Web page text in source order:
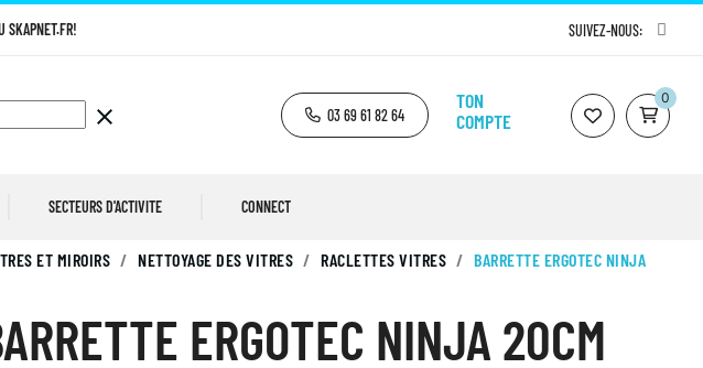
SKAPNET.FR! SUIVEZ-NOUS:
clear 03 69 61 82 64
TON
COMPTE
0
SECTEURS D'ACTIVITE CONNECT
ET MIROIRS NETTOYAGE DES VITRES RACLETTES VITRES
BARRETTE ERGOTEC NINJA
ERGOTEC NINJA 20CM